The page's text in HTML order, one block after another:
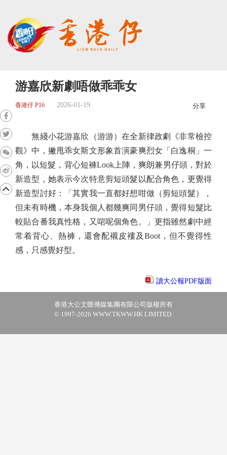
游嘉欣新劇唔做乖乖女
香港仔 P16 2026-01-19 分享
無綫小花游嘉欣（游游）在全新律政劇《非常檢控
觀》中，撇甩乖女斯文形象首演豪爽烈女「白逸桐」一
角，以短髮，背心短褲Look上陣，爽朗兼男仔頭，對於
新造型，她表示今次特意剪短頭髮以配合角色，更覺得
新造型討好：「其實我一直都好想咁做（剪短頭髮），
但未有時機，本身我個人都幾爽同男仔頭，覺得短髮比
較貼合番我真性格，又啱呢個角色。」更指雖然劇中經
常着背心、熱褲，還會配襯皮褸及Boot，但不覺得性
感，只感覺好型。
讀大公報PDF版面
香港大公文匯傳媒集團有限公司版權所有
© 1997-2026 WWW.TKWW.HK LIMITED.